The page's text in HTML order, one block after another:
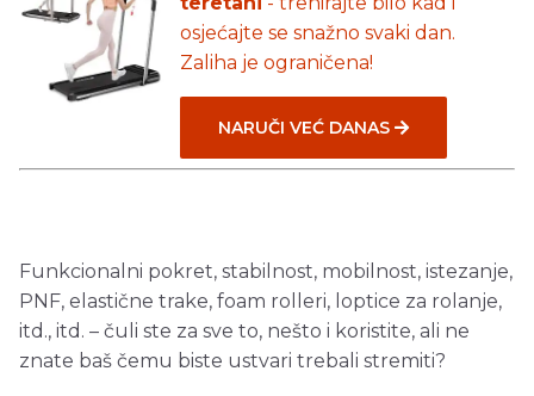
osjećajte se snažno svaki dan.
Zaliha je ograničena!
NARUČI VEĆ DANAS
Funkcionalni pokret, stabilnost, mobilnost, istezanje,
PNF, elastične trake, foam rolleri, loptice za rolanje,
itd., itd. – čuli ste za sve to, nešto i koristite, ali ne
znate baš čemu biste ustvari trebali stremiti?